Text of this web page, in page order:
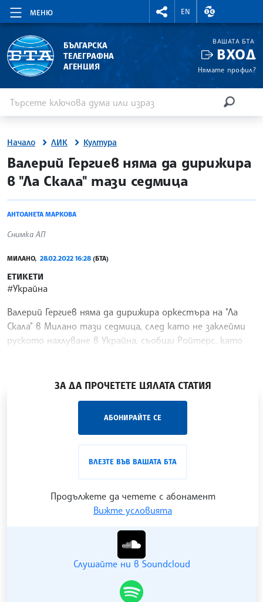
МЕНЮ
RIGHTMENU.SOCIAL
EN
ВАЛУТНИ
БЪЛГАРСКА
ТЕЛЕГРАФНА
АГЕНЦИЯ
ВАШАТА БТА
ВХОД
Нямате профил?
Начало ЛИК Култура
site.bta
Валерий Гергиев няма да дирижира
в "Ла Скала" тази седмица
АНТОАНЕТА МАРКОВА
Снимка АП
МИЛАНО, 28.02.2022 16:28 (БТА)
ЕТИКЕТИ
#Украйна
Валерий Гергиев няма да дирижира оркестъра на "Ла
Скала" в Милано тази седмица, след като не заклейми
руското нахлуване в Украйна, съобщи Ройтерс, като
ЗА ДА ПРОЧЕТЕТЕ ЦЯЛАТА СТАТИЯ
АБОНИРАЙТЕ СЕ
ВЛЕЗТЕ ВЪВ ВАШАТА БТА
Продължете да четете с абонамент
Вижте условията
„Час ЛИК“ на БТА е мястото за срещи отблизо с
Гледайте ни в YouTube
Слушайте ни в Soundcloud